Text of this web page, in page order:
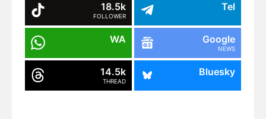
18.5k
FOLLOWER
Tel
WA Google
NEWS
14.5k
THREAD
Bluesky